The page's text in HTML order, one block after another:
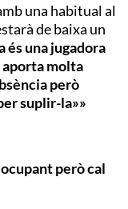
una habitual al
de baixa un
és una jugadora
molta
però
suplir-la»»
però cal